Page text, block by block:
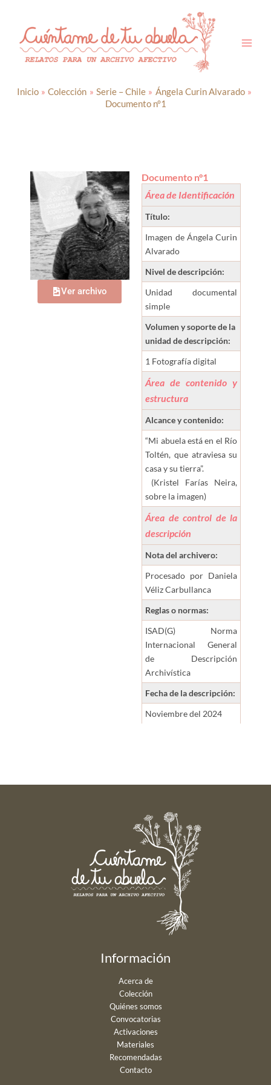
contenido
Inicio Colección Serie – Chile
Ángela Curin Alvarado
Documento n°1
Ver archivo
Documento n°1
Área de Identificación
Título:
Imagen de Ángela Curin
Alvarado
Nivel de descripción:
Unidad documental
simple
Volumen y soporte de la
unidad de descripción:
1 Fotografía digital
Área de contenido y
estructura
Alcance y contenido:
“Mi abuela está en el Río
Toltén, que atraviesa su
casa y su tierra”.
(Kristel Farías Neira,
sobre la imagen)
Área de control de la
descripción
Nota del archivero:
Procesado por Daniela
Véliz Carbullanca
Reglas o normas:
ISAD(G) Norma
Internacional General
de Descripción
Archivística
Fecha de la descripción:
Noviembre del 2024
Información
Acerca de
Colección
Quiénes somos
Convocatorias
Activaciones
Materiales
Recomendadas
Contacto